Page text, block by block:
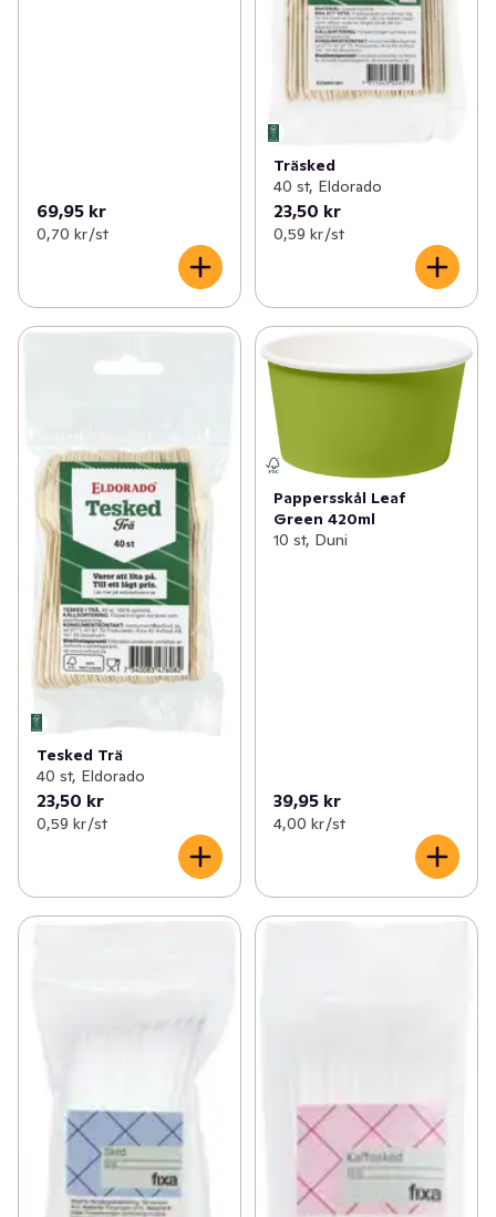
69,95 kr
0,70 kr /st
Träsked
40 st, Eldorado
23,50 kr
0,59 kr /st
Tesked Trä
40 st, Eldorado
23,50 kr
0,59 kr /st
Pappersskål Leaf
Green 420ml
10 st, Duni
39,95 kr
4,00 kr /st